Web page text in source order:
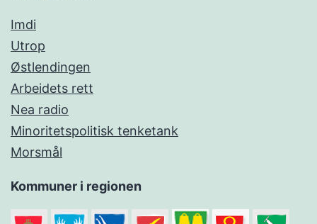
Imdi
Utrop
Østlendingen
Arbeidets rett
Nea radio
Minoritetspolitisk tenketank
Morsmål
Kommuner i regionen